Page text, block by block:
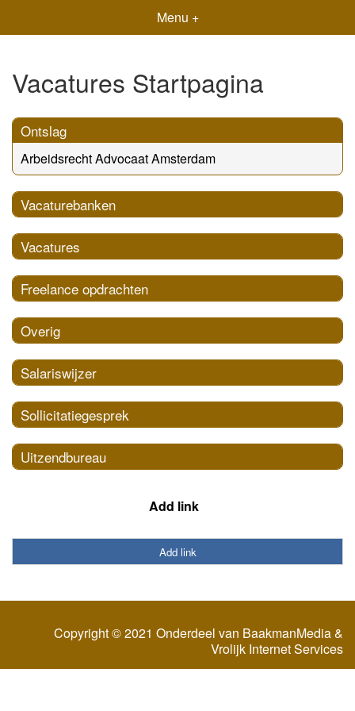
Menu +
Vacatures Startpagina
Ontslag
Arbeidsrecht Advocaat Amsterdam
Vacaturebanken
Vacatures
Freelance opdrachten
Overig
Salariswijzer
Sollicitatiegesprek
Uitzendbureau
Add link
Add link
Copyright © 2021 Onderdeel van BaakmanMedia&
Vrolijk Internet Services